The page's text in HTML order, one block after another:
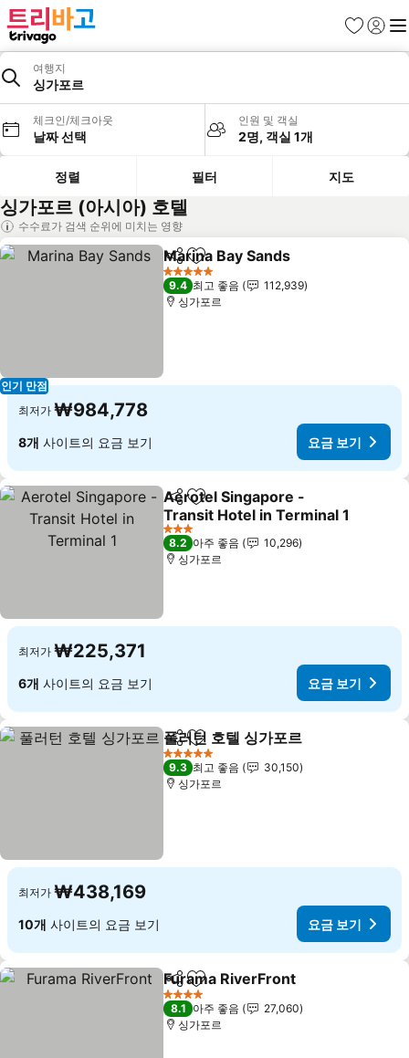
즐겨찾기
로그인
메
여행지
싱가포르
체크인/체크아웃
날짜 선택
인원 및 객실
2명, 객실 1개
정렬 필터 지도
싱가포르 (아시아) 호텔
수수료가 검색 순위에 미치는 영향
인기 만점
공유 즐겨찾기에 추가
Marina Bay Sands
5 성급
9.4 최고 좋음
112,939
싱가포르
최저가 ₩984,778
8개 사이트의 요금 보기 요금 보기
공유 즐겨찾기에 추가
Aerotel Singapore -
Transit Hotel in Terminal 1
요금 보기
3 성급
8.2 아주 좋음
10,296
싱가포르
최저가 ₩225,371
6개 사이트의 요금 보기 요금 보기
공유 즐겨찾기에 추가
풀러턴 호텔 싱가포르
5 성급
9.3 최고 좋음
30,150
싱가포르
최저가 ₩438,169
10개 사이트의 요금 보기 요금 보기
공유 즐겨찾기에 추가
Furama RiverFront
4 성급
8.1 아주 좋음
27,060
싱가포르